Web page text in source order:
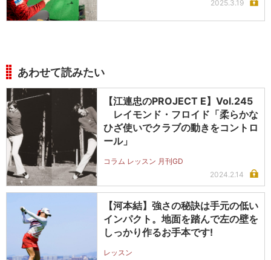
2025.3.19
あわせて読みたい
【江連忠のPROJECT E】Vol.245
レイモンド・フロイド「柔らかな
ひざ使いでクラブの動きをコントロ
ール」
コラム レッスン 月刊GD
2024.2.14
【河本結】強さの秘訣は手元の低い
インパクト。地面を踏んで左の壁を
しっかり作るお手本です!
レッスン